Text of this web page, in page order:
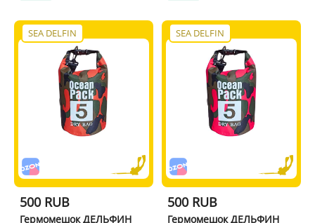
SEA DELFIN
500 RUB
Гермомешок ДЕЛЬФИН
SEA DELFIN
500 RUB
Гермомешок ДЕЛЬФИН